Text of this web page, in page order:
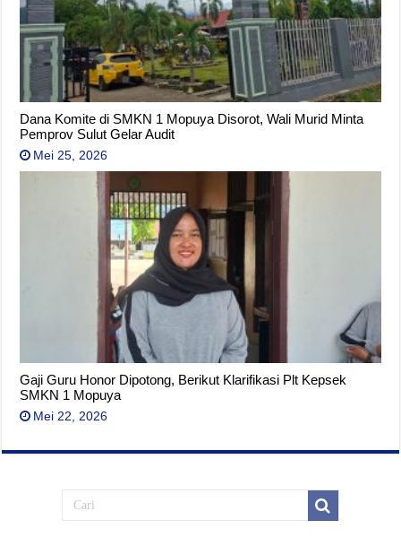
Dana Komite di SMKN 1 Mopuya Disorot, Wali Murid Minta
Pemprov Sulut Gelar Audit
Mei 25, 2026
Gaji Guru Honor Dipotong, Berikut Klarifikasi Plt Kepsek
SMKN 1 Mopuya
Mei 22, 2026